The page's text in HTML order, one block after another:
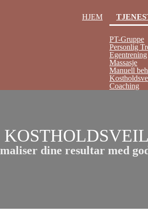
HJEM
PT-Gruppe
Personlig
Egentrening
Massasje
Manuell
Coaching
dine resultar med